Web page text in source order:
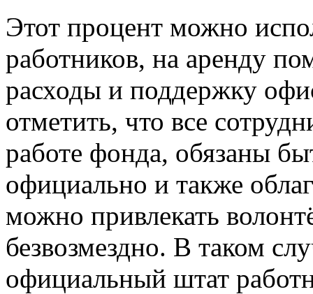
Этот процент можно
работников, на аренду
расходы и поддержку
отметить, что все
работе фонда, обязаны
официально и также
можно привлекать
безвозмездно. В таком
официальный штат